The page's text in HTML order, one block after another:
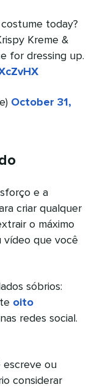
costume today?
Kreme &
for dressing up.
October 31,
e a
criar qualquer
o máximo
vídeo que você
sóbrios:
oito
nas redes social.
escreve ou
considerar